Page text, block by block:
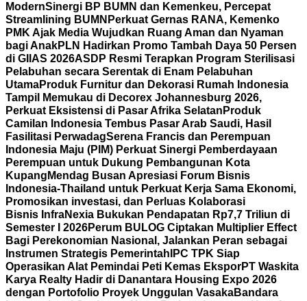
ModernSinergi BP BUMN dan Kemenkeu, Percepat
Streamlining BUMN Perkuat Gernas RANA, Kemenko
PMK Ajak Media Wujudkan Ruang Aman dan Nyaman
bagi AnakPLN Hadirkan Promo Tambah Daya 50 Persen
di GIIAS 2026ASDP Resmi Terapkan Program Sterilisasi
Pelabuhan secara Serentak di Enam Pelabuhan
UtamaProduk Furnitur dan Dekorasi Rumah Indonesia
Tampil Memukau di Decorex Johannesburg 2026,
Perkuat Eksistensi di Pasar Afrika Selatan Produk
Camilan Indonesia Tembus Pasar Arab Saudi, Hasil
Fasilitasi PerwadagSerena Francis dan Perempuan
Indonesia Maju (PIM) Perkuat Sinergi Pemberdayaan
Perempuan untuk Dukung Pembangunan Kota
Kupang Mendag Busan Apresiasi Forum Bisnis
Indonesia-Thailand untuk Perkuat Kerja Sama Ekonomi,
Promosikan investasi, dan Perluas Kolaborasi
Bisnis InfraNexia Bukukan Pendapatan Rp7,7 Triliun di
Semester I 2026Perum BULOG Ciptakan Multiplier Effect
Bagi Perekonomian Nasional, Jalankan Peran sebagai
Instrumen Strategis Pemerintah IPC TPK Siap
Operasikan Alat Pemindai Peti Kemas EksporPT Waskita
Karya Realty Hadir di Danantara Housing Expo 2026
dengan Portofolio Proyek Unggulan VasakaBandara